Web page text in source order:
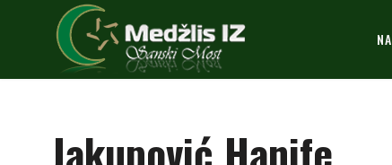
Jakupović Hanife